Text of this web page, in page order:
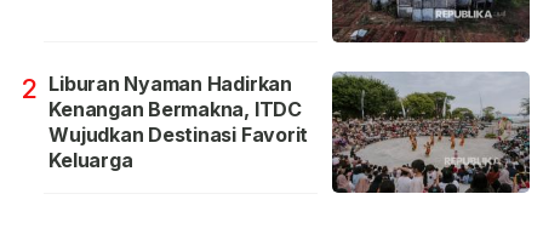
2 Liburan Nyaman Hadirkan
Kenangan Bermakna, ITDC
Wujudkan Destinasi Favorit
Keluarga